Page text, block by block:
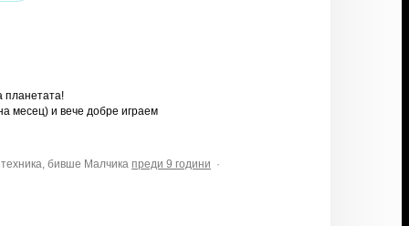
планетата!
месец) и вече добре играем
бивше Малчика преди 9 години ·